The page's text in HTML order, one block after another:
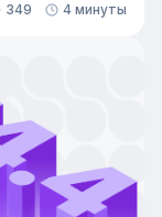
авторитет
навыков
создаст
Как это
349 4 минуты